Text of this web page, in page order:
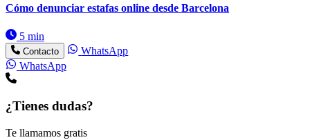
Cómo denunciar estafas online desde Barcelona
5 min
Contacto
WhatsApp
WhatsApp
¿Tienes dudas?
Te llamamos gratis